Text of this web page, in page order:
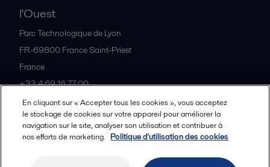
l'Ouest
Parc Technologique de Lyon
FR-69800 France Saint-Priest
France
+33 4 69 16 77 00
Tous les bureaux et partenaires
En cliquant sur « Accepter tous les cookies », vous acceptez
le stockage de cookies sur votre appareil pour améliorer la
navigation sur le site, analyser son utilisation et contribuer à
nos efforts de marketing. Politique d'utilisation des cookies